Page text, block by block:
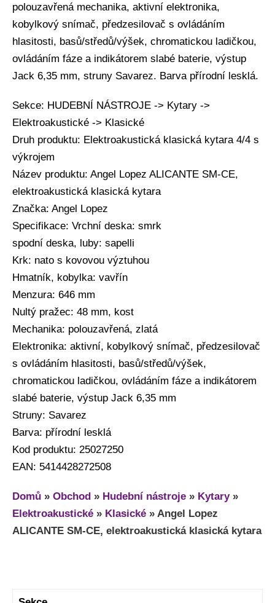
polouzavřená mechanika, aktivní elektronika,
kobylkový snímač, předzesilovač s ovládáním
hlasitosti, basů/středů/výšek, chromatickou ladičkou,
ovládáním fáze a indikátorem slabé baterie, výstup
Jack 6,35 mm, struny Savarez. Barva přírodní lesklá.
Sekce: HUDEBNÍ NÁSTROJE -> Kytary ->
Elektroakustické -> Klasické
Druh produktu: Elektroakustická klasická kytara 4/4 s
výkrojem
Název produktu: Angel Lopez ALICANTE SM-CE,
elektroakustická klasická kytara
Značka: Angel Lopez
Specifikace: Vrchní deska: smrk
spodní deska, luby: sapelli
Krk: nato s kovovou výztuhou
Hmatník, kobylka: vavřín
Menzura: 646 mm
Nultý pražec: 48 mm, kost
Mechanika: polouzavřená, zlatá
Elektronika: aktivní, kobylkový snímač, předzesilovač
s ovládáním hlasitosti, basů/středů/výšek,
chromatickou ladičkou, ovládáním fáze a indikátorem
slabé baterie, výstup Jack 6,35 mm
Struny: Savarez
Barva: přírodní lesklá
Kod produktu: 25027250
EAN: 5414428272508
Domů » Obchod » Hudební nástroje » Kytary»
Elektroakustické » Klasické » Angel Lopez
ALICANTE SM-CE, elektroakustická klasická kytara